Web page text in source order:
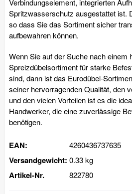
Spritzwasserschutz ausgestattet ist.
so dass Sie das Sortiment sicher
aufbewahren können.
Wenn Sie auf der Suche nach einem
Spreizdübelsortiment für starke
sind, dann ist das Eurodübel-
seiner hervorragenden Qualität, den
und den vielen Vorteilen ist es die
Handwerker, die eine zuverlässige
benötigen.
EAN: 4260436737635
Versandgewicht: 0.33 kg
Artikel-Nr. 822780